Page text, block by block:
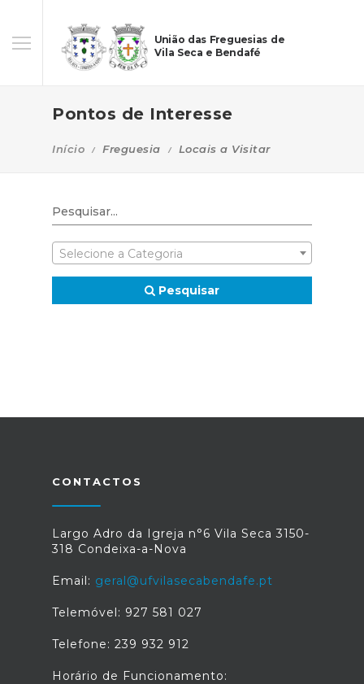
União das Freguesias de
Vila Seca e Bendafé
Pontos de Interesse
Início Freguesia Locais a Visitar
Selecione a Categoria
Pesquisar
CONTACTOS
Largo Adro da Igreja n°6 Vila Seca 3150-
318 Condeixa-a-Nova
Email: geral@ufvilasecabendafe.pt
Telemóvel: 927 581 027
Telefone: 239 932 912
Horário de Funcionamento: